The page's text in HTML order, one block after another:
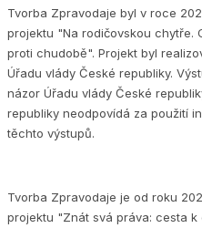
Tvorba Zpravodaje byl v roce
projektu "Na rodičovskou chytře.
proti chudobě". Projekt byl
Úřadu vlády České republiky.
názor Úřadu vlády České
republiky neodpovídá za použití
těchto výstupů.
Tvorba Zpravodaje je od roku
projektu "Znát svá práva: cesta k